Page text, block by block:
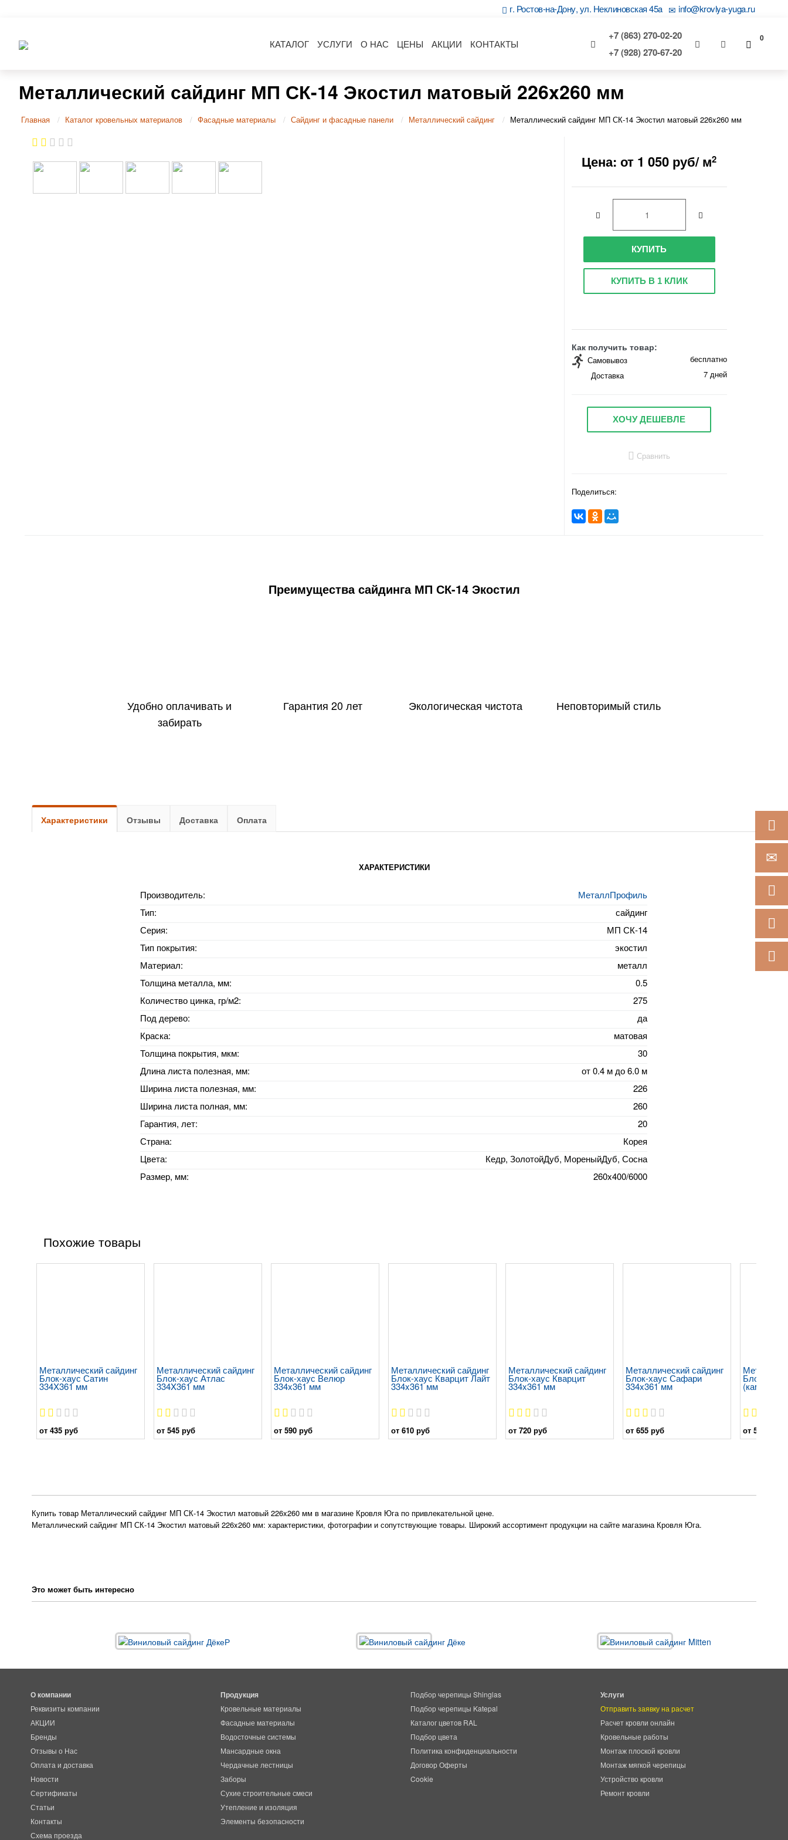
г. Ростов-на-Дону, ул. Неклиновская 45a info@krovlya-yuga.ru
+7 (863) 270-02-20
+7 (928) 270-67-20
0
КАТАЛОГ УСЛУГИ О НАС ЦЕНЫ АКЦИИ КОНТАКТЫ
Металлический сайдинг МП СК-14 Экостил матовый 226x260 мм
Главная Каталог кровельных материалов Фасадные материалы Сайдинг и фасадные панели Металлический сайдинг Металлический сайдинг МП СК-14 Экостил матовый 226x260 мм
Цена: от 1 050 руб/ м2
КУПИТЬ
КУПИТЬ В 1 КЛИК
Как получить товар:
Самовывоз
бесплатно
Доставка
7 дней
ХОЧУ ДЕШЕВЛЕ
Сравнить
Поделиться:
Преимущества сайдинга МП СК-14 Экостил
Удобно оплачивать и
забирать
Гарантия 20 лет Экологическая чистота Неповторимый стиль
Характеристики Отзывы Доставка Оплата
ХАРАКТЕРИСТИКИ
Производитель:
МеталлПрофиль
Тип:
сайдинг
Серия:
МП СК-14
Тип покрытия:
экостил
Материал:
металл
Толщина металла, мм:
0.5
Количество цинка, гр/м2:
275
Под дерево:
да
Краска:
матовая
Толщина покрытия, мкм:
30
Длина листа полезная, мм:
от 0.4 м до 6.0 м
Ширина листа полезная, мм:
226
Ширина листа полная, мм:
260
Гарантия, лет:
20
Страна:
Корея
Цвета:
Кедр, ЗолотойДуб, МореныйДуб, Сосна
Размер, мм:
260x400/6000
Похожие товары
Металлический сайдинг
Блок-хаус Сатин
334X361 мм
от 435 руб
Металлический сайдинг
Блок-хаус Атлас
334X361 мм
от 545 руб
Металлический сайдинг
Блок-хаус Велюр
334x361 мм
от 590 руб
Металлический сайдинг
Блок-хаус Кварцит Лайт
334x361 мм
от 610 руб
Металлический сайдинг
Блок-хаус Кварцит
334x361 мм
от 720 руб
Металлический сайдинг
Блок-хаус Сафари
334x361 мм
от 655 руб
Блок-хаус
(камень)
от 585 руб
Купить товар Металлический сайдинг МП СК-14 Экостил матовый 226x260 мм в магазине Кровля Юга по привлекательной цене.
Металлический сайдинг МП СК-14 Экостил матовый 226x260 мм: характеристики, фотографии и сопутствующие товары. Широкий ассортимент продукции на сайте магазина Кровля Юга.
Это может быть интересно
О компании
Реквизиты компании
АКЦИИ
Бренды
Отзывы о Нас
Оплата и доставка
Новости
Сертификаты
Статьи
Контакты
Схема проезда
Продукция
Кровельные материалы
Фасадные материалы
Водосточные системы
Мансардные окна
Чердачные лестницы
Заборы
Сухие строительные смеси
Утепление и изоляция
Элементы безопасности
Подбор черепицы Shinglas
Подбор черепицы Katepal
Каталог цветов RAL
Подбор цвета
Политика конфиденциальности
Договор Оферты
Cookie
Услуги
Отправить заявку на расчет
Расчет кровли онлайн
Кровельные работы
Монтаж плоской кровли
Монтаж мягкой черепицы
Устройство кровли
Ремонт кровли